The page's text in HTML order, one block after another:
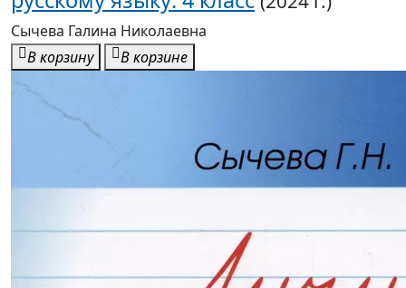
Сычева Галина Николаевна
В корзину
В корзине